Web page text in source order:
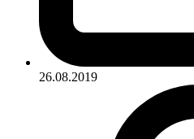
26.08.2019